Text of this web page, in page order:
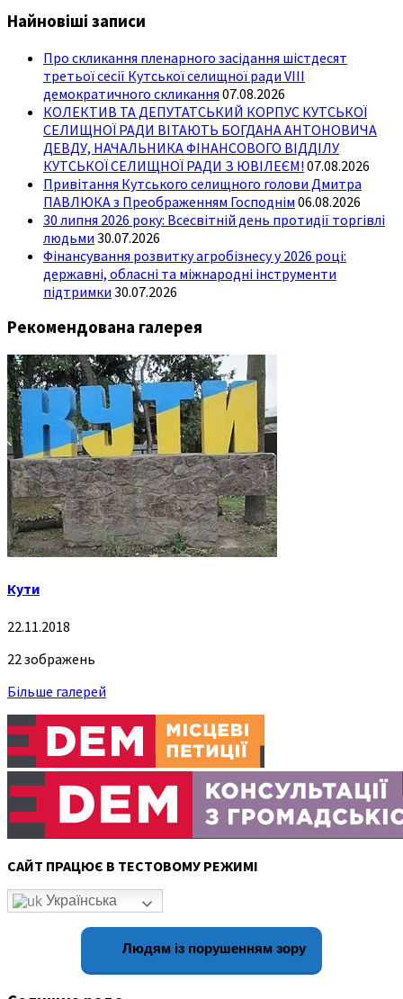
Найновіші записи
Про скликання пленарного засідання шістдесят
третьої сесії Кутської селищної ради VIII
демократичного скликання 07.08.2026
КОЛЕКТИВ ТА ДЕПУТАТСЬКИЙ КОРПУС КУТСЬКОЇ
СЕЛИЩНОЇ РАДИ ВІТАЮТЬ БОГДАНА АНТОНОВИЧА
ДЕВДУ, НАЧАЛЬНИКА ФІНАНСОВОГО ВІДДІЛУ
КУТСЬКОЇ СЕЛИЩНОЇ РАДИ З ЮВІЛЕЄМ! 07.08.2026
Привітання Кутського селищного голови Дмитра
ПАВЛЮКА з Преображенням Господнім 06.08.2026
30 липня 2026 року: Всесвітній день протидії торгівлі
людьми 30.07.2026
Фінансування розвитку агробізнесу у 2026 році:
державні, обласні та міжнародні інструменти
підтримки 30.07.2026
Рекомендована галерея
Кути
22.11.2018
22 зображень
Більше галерей
САЙТ ПРАЦЮЄ В ТЕСТОВОМУ РЕЖИМІ
Українська
Людям із порушенням зору